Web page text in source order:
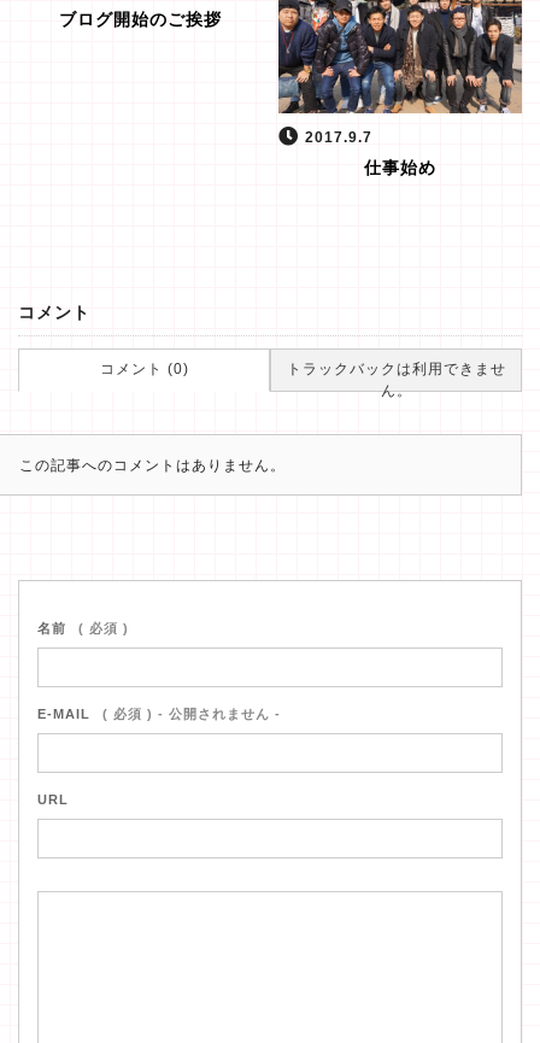
ブログ開始のご挨拶
2017.9.7
仕事始め
コメント
コメント (0)
トラックバックは利用できませ
ん。
この記事へのコメントはありません。
名前 ( 必須 )
E-MAIL ( 必須 ) - 公開されません -
URL